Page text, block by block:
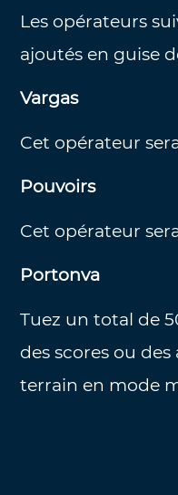
Les opérateurs
ajoutés en guise
Vargas
Cet opérateur
Pouvoirs
Cet opérateur
Portonva
Tuez un total de
des scores ou
terrain en mode